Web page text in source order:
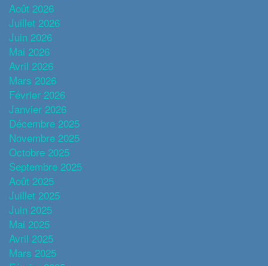
Août 2026
Juillet 2026
Juin 2026
Mai 2026
Avril 2026
Mars 2026
Février 2026
Janvier 2026
Décembre 2025
Novembre 2025
Octobre 2025
Septembre 2025
Août 2025
Juillet 2025
Juin 2025
Mai 2025
Avril 2025
Mars 2025